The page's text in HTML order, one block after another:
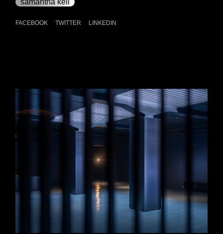
samantha keil
FACEBOOK TWITTER LINKEDIN